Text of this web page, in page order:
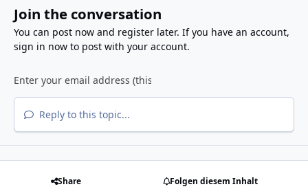
Join the conversation
You can post now and register later. If you have an account,
sign in nowto post with your account.
Reply to this topic...
Share Folgen diesem Inhalt